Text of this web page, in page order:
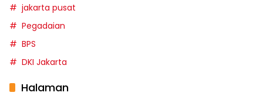
jakarta pusat
Pegadaian
BPS
DKI Jakarta
Halaman